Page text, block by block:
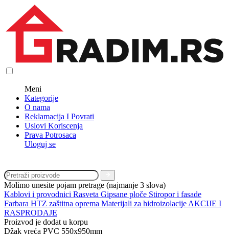
Meni
Kategorije
O nama
Reklamacija I Povrati
Uslovi Koriscenja
Prava Potrosaca
Uloguj se
Molimo unesite pojam pretrage (najmanje 3 slova)
Kablovi i provodnici Rasveta Gipsane ploče Stiropor i fasade
Farbara HTZ zaštitna oprema Materijali za hidroizolacije AKCIJE I
RASPRODAJE
Proizvod je dodat u korpu
Džak vreća PVC 550x950mm